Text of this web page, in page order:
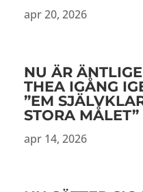
apr 20, 2026
NU ÄR
THEA IGÅNG
”EM
STORA MÅLET”
apr 14, 2026